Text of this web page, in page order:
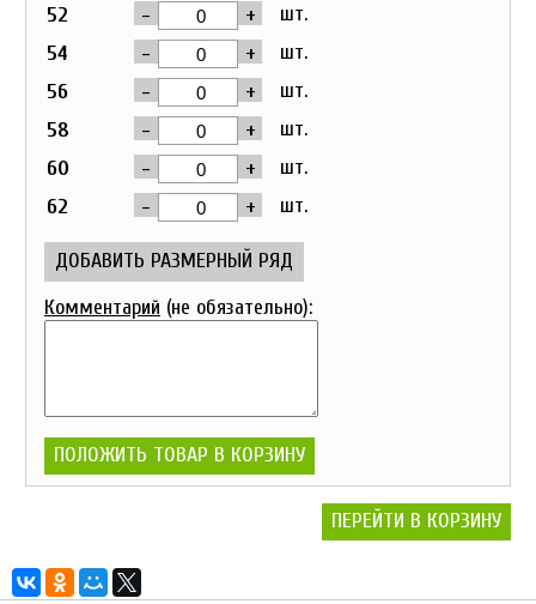
52
- +
шт.
54
- +
шт.
56
- +
шт.
58
- +
шт.
60
- +
шт.
62
- + шт.
ДОБАВИТЬ РАЗМЕРНЫЙ РЯД
Комментарий (не обязательно):
ПОЛОЖИТЬ ТОВАР В КОРЗИНУ
ПЕРЕЙТИ В КОРЗИНУ